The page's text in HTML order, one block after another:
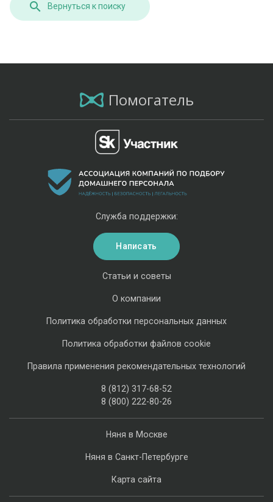
Вернуться к поиску
Помогатель
Няня в Москве
Няня в Санкт-Петербурге
Карта сайта
Статьи и советы
О компании
Политика обработки персональных данных
Политика обработки файлов cookie
Правила применения рекомендательных технологий
8 (812) 317-68-52
8 (800) 222-80-26
Служба поддержки:
Написать